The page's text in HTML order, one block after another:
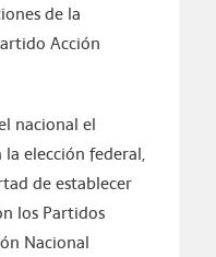
de la
Acción
nacional el
elección federal,
de establecer
los Partidos
Nacional